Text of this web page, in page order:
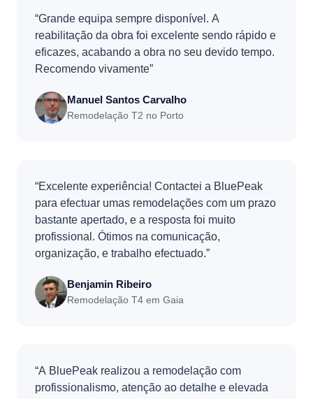
“Grande equipa sempre disponível. A
reabilitação da obra foi excelente sendo rápido e
eficazes, acabando a obra no seu devido tempo.
Recomendo vivamente”
Manuel Santos Carvalho
Remodelação T2 no Porto
“Excelente experiência! Contactei a BluePeak
para efectuar umas remodelações com um prazo
bastante apertado, e a resposta foi muito
profissional. Ótimos na comunicação,
organização, e trabalho efectuado.”
Benjamin Ribeiro
Remodelação T4 em Gaia
“A BluePeak realizou a remodelação com
profissionalismo, atenção ao detalhe e elevada